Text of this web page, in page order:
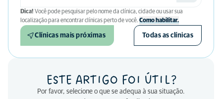
Dica! Você pode pesquisar pelo nome da clínica, cidade ou usar sua
localização para encontrar clínicas perto de você. Como habilitar.
Clínicas mais próximas Todas as clínicas
ESTE ARTIGO FOI ÚTIL?
Por favor, selecione o que se adequa à sua situação.